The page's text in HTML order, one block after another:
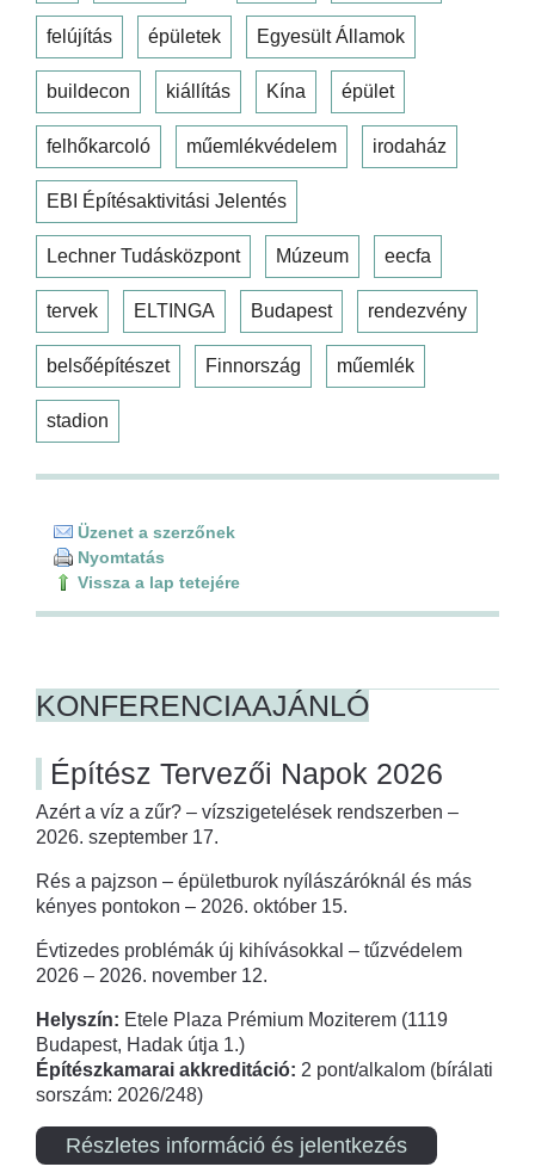
felújítás épületek Egyesült Államok
buildecon kiállítás Kína épület
felhőkarcoló műemlékvédelem irodaház
EBI Építésaktivitási Jelentés
Lechner Tudásközpont Múzeum eecfa
tervek ELTINGA Budapest rendezvény
belsőépítészet Finnország műemlék
stadion
Üzenet a szerzőnek
Nyomtatás
Vissza a lap tetejére
KONFERENCIAAJÁNLÓ
Építész Tervezői Napok 2026
Azért a víz a zűr? – vízszigetelések rendszerben –
2026. szeptember 17.
Rés a pajzson – épületburok nyílászáróknál és más
kényes pontokon – 2026. október 15.
Évtizedes problémák új kihívásokkal – tűzvédelem
2026 – 2026. november 12.
Helyszín: Etele Plaza Prémium Moziterem (1119
Budapest, Hadak útja 1.)
Építészkamarai akkreditáció: 2 pont/alkalom (bírálati
sorszám: 2026/248)
Részletes információ és jelentkezés